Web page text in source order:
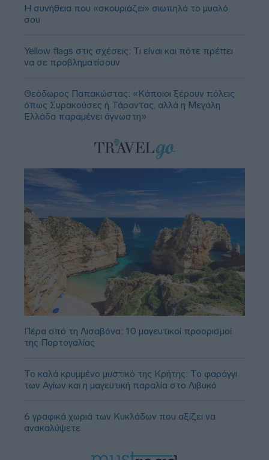
Η συνήθεια που «σκουριάζει» σιωπηλά το μυαλό
σου
Yellow flags στις σχέσεις: Τι είναι και πότε πρέπει
να σε προβληματίσουν
Θεόδωρος Παπακώστας: «Κάποιοι ξέρουν πόλεις
όπως Συρακούσες ή Τάραντας, αλλά η Μεγάλη
Ελλάδα παραμένει άγνωστη»
Πέρα από τη Λισαβόνα: 10 μαγευτικοί προορισμοί
της Πορτογαλίας
Το καλά κρυμμένο μυστικό της Κρήτης: Το φαράγγι
των Αγίων και η μαγευτική παραλία στο Λιβυκό
6 γραφικά χωριά των Κυκλάδων που αξίζει να
ανακαλύψετε